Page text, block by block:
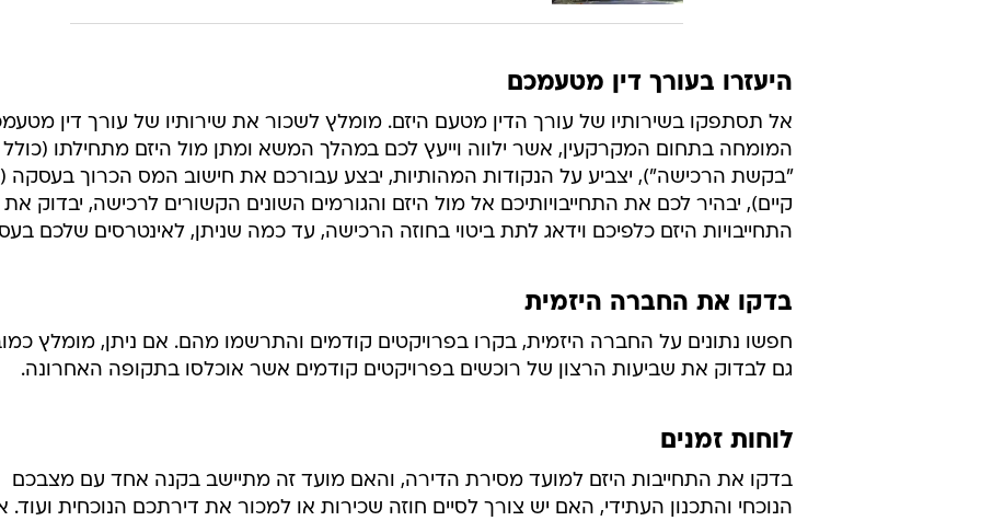
היעזרו בעורך דין מטעמכם
אל תסתפקו בשירותיו של עורך הדין מטעם היזם. מומלץ לשכור את שירותיו של עורך דין
המומחה בתחום המקרקעין, אשר ילווה וייעץ לכם במהלך המשא ומתן מול היזם מתחילתו
"בקשת הרכישה"), יצביע על הנקודות המהותיות, יבצע עבורכם את חישוב המס הכרוך בעסקה
קיים), יבהיר לכם את התחייבויותיכם אל מול היזם והגורמים השונים הקשורים לרכישה, יבדוק את
התחייבויות היזם כלפיכם וידאג לתת ביטוי בחוזה הרכישה, עד כמה שניתן, לאינטרסים שלכם
בדקו את החברה היזמית
חפשו נתונים על החברה היזמית, בקרו בפרויקטים קודמים והתרשמו מהם. אם ניתן, מומלץ
גם לבדוק את שביעות הרצון של רוכשים בפרויקטים קודמים אשר אוכלסו בתקופה האחרונה.
לוחות זמנים
בדקו את התחייבות היזם למועד מסירת הדירה, והאם מועד זה מתיישב בקנה אחד עם מצבכם
הנוכחי והתכנון העתידי, האם יש צורך לסיים חוזה שכירות או למכור את דירתכם הנוכחית ועוד.